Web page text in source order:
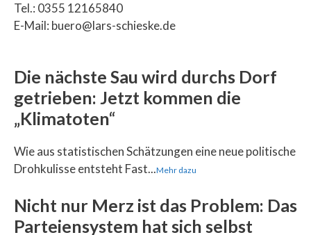
Tel.: 0355 12165840
E-Mail: buero@lars-schieske.de
Die nächste Sau wird durchs Dorf
getrieben: Jetzt kommen die
„Klimatoten“
Wie aus statistischen Schätzungen eine neue politische
Drohkulisse entsteht Fast...Mehr dazu
Nicht nur Merz ist das Problem: Das
Parteiensystem hat sich selbst